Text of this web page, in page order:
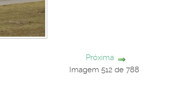
Próxima
Imagem 512 de 788